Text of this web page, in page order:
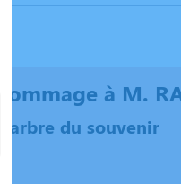
à M.
arbre du souvenir